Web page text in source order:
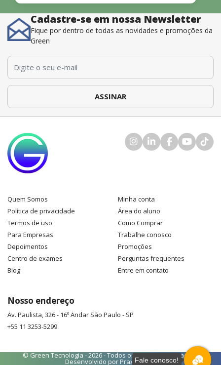
Cadastre-se em nossa Newsletter
Fique por dentro de todas as novidades e promoções da
Green
E-mail
Quem Somos
Política de privacidade
Termos de uso
Para Empresas
Depoimentos
Centro de exames
Blog
Minha conta
Área do aluno
Como Comprar
Trabalhe conosco
Promoções
Perguntas frequentes
Entre em contato
Nosso endereço
Av. Paulista, 326 - 16º Andar São Paulo - SP
+55 11 3253-5299
© Green Tecnologia - 2026 - Todos os direitos reservados -
Desenvolvido por Praxys Web
Fale conosco!